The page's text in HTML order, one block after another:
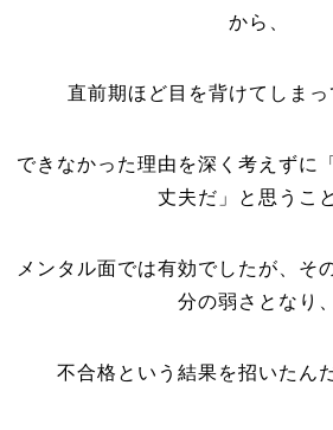
から、
直前期ほど目を背けてしまっ
できなかった理由を深く考えずに
丈夫だ」と思うこ
メンタル面では有効でしたが、そ
分の弱さとなり、
不合格という結果を招いたん